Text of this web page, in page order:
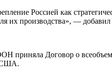
Россией как
их производства», —
приняла Договор о
США.